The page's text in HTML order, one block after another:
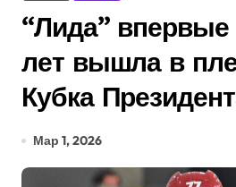
“Лида” впервые
лет вышла в
Кубка
Мар 1, 2026